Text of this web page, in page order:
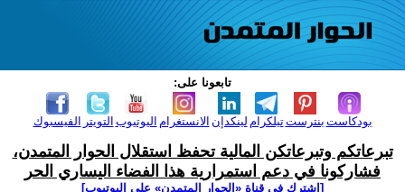
تابعونا على:
الفيسبوك التويتر اليوتيوب الانستغرام لينكدإن تيلكرامبنترست بودكاست
تبرعاتكم وتبرعاتكن المالية تحفظ استقلال الحوار المتمدن،
فشاركونا في دعم استمرارية هذا الفضاء اليساري الحر
[اشترك في قناة ‫«الحوار المتمدن» على اليوتيوب]